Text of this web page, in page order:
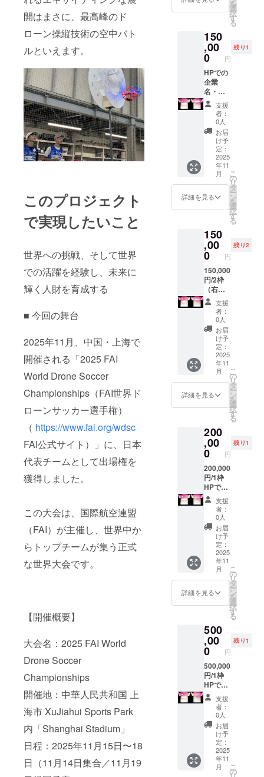
開はまさに、最高峰のド
ローン操縦技術の空中バト
ルといえます。
このプロジェクト
で実現したいこと
世界への挑戦、そして世界
での活躍を経験し、未来に
輝く人財を育成する
■ 今回の舞台
2025年11月、中国・上海で
開催される「2025 FAI
World Drone Soccer
Championships（FAI世界ド
ローンサッカー選手権）
（ https://www.fai.org/wdsc
FAI公式サイト）」に、日本
代表チームとして出場権を
獲得しました。
この大会は、国際航空連盟
（FAI）が主催し、世界中か
らトップチームが集う正式
な世界大会です。
【開催概要】
大会名：2025 FAI World
Drone Soccer
Championships
開催地：中華人民共和国 上
海市 XuJiahui Sports Park
内「Shanghai Stadium」
日程：2025年11月15日〜18
日（11月14日集合／11月19
かせく
ださ
品名
称：贈
答用
スープ
選べる4
点セッ
ト ・
コーン
スープ
（内容
量180グ
ム）・
坦々
スープ
（内容
量180グ
ラ
ム）・
チゲ
（内容
量200グ
ラ
ム）・
カレー
スープ
（内容
量200グ
ラム）
・ミネ
スト
ローネ
（内容
量180グ
ム）・
ポテ
（内容
量215グ
ラ
サムゲ
タン
（内容
量200グ
ラ
ム）・
たまご
スープ
（内容
量200グ
ラム）
・コー
ンポ
ター
ジュ
（内容
量180グ
ラ
ム）・
かぼ
ター
ジュ
（内容
量180グ
ラ
ム）・
さつま
いもポ
ター
ジュ
（内容
量180グ
ム）・
にんじ
んポ
間：該
当する
全試合
着用 ・
掲載方
法：ロ
ゴ掲載
（コメ
ント等
の文字
は記載
できま
せん）
・注意
事項：
支援
時、必
ず備考
欄に掲
載を希
望され
るお名
記入く
ださ
い。ロ
ゴやバ
ナーな
どの画
像の受
け渡し
につい
ては、
プロ
ジェク
ト終了
後にお
送りす
るメー
ルをご
確認く
ださ
い。
⑤（小/
横
×縦
36mm
） 2枠
で1団体
や4枠で
1団体の
掲出も
可能で
す。
★JAPA
Nのバッ
クプリ
ント下
にロゴ
が入り
ます。
※ウェア
ロゴは
ウエア
サイズ
多少前
後しま
す ・掲
載期
間：該
当する
大会の
全試合
着用 ・
掲載方
法：ロ
ゴ掲載
（コメ
ント等
の文字
は記載
できま
せん）
・注意
事項：
時、必
ず備考
欄に掲
載を希
望され
るお名
前をご
記入く
ださ
い。ロ
ゴやバ
ナーな
どの画
像の受
け渡し
につい
ては、
プロ
ジェク
ト終了
送りす
るメー
ルをご
確認く
ださ
い。
を
選
択
す
る
150
,00
0 円
残り1
HPでの
企業
名・ロ
ゴ紹介
＋チー
ムウェ
ア右胸
に企業
ロゴ掲
出★掲
出場所
①（小/
横
80mm×
縦
80mm
ウェア
ロゴは
ウエア
サイズ
により
多少前
後しま
す ・掲
載期
間：該
当する
大会の
全試合
着用 ・
掲載方
法：ロ
ゴ掲載
（コメ
ント等
の文字
できま
せん）
・注意
事項：
支援
時、必
ず備考
欄に掲
載を希
望され
るお名
前をご
記入く
ださ
い。ロ
ゴやバ
ナーな
どの画
像の受
け渡し
ては、
プロ
ジェク
ト終了
後にお
送りす
るメー
ルをご
確認く
ださ
い。
支援
者：
0人
お届
け予
定：
2025
年11
月
詳細を見る
こ
の
リ
タ
ー
ン
を
選
択
す
る
150
,00
0 円
残り2
150,000
円/2枠
（右腕1
枠・左
腕1枠）
HPでの
企業
名・ロ
ゴ紹介
＋チー
ムウェ
ア袖部
分に企
業ロゴ
掲出★
掲出場
④（中/
横
180mm
×縦
54mm
） ※左
右は選
べませ
ん ※
ウェア
ロゴは
ウエア
サイズ
により
多少前
後しま
す ・掲
載期
間：該
当する
全試合
着用 ・
掲載方
法：ロ
ゴ掲載
（コメ
ント等
の文字
は記載
できま
せん）
・注意
事項：
支援
時、必
ず備考
支援
者：
0人
お届
け予
定：
2025
年11
月
詳細を見る
こ
の
リ
タ
ー
ン
を
選
択
す
る
200
,00
0 円
残り1
200,000
円/1枠
HPでの
企業
名・ロ
ゴ紹介
＋チー
ムウェ
ア前面
下部に
企業ロ
ゴ掲出
★掲出
場所
③（大/
横
×縦
108mm
）1団体
※ウェア
ロゴは
ウエア
サイズ
により
多少前
後しま
す ・掲
載期
間：該
当する
大会の
全試合
支援
者：
0人
お届
け予
定：
2025
年11
月
詳細を見る
こ
の
リ
タ
ー
ン
を
選
択
す
る
500
,00
0 円
残り1
500,000
円/1枠
HPでの
企業
名・ロ
ゴ紹介
＋チー
ムウェ
ア胸元
に企業
ロゴ掲
出★掲
支援
者：
0人
お届
け予
定：
2025
年11
月
こ
の